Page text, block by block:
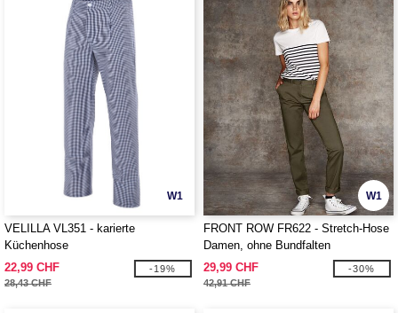
W1
VELILLA VL351 - karierte
Küchenhose
22,99 CHF
28,43 CHF
-19%
W1
FRONT ROW FR622 - Stretch-Hose
Damen, ohne Bundfalten
29,99 CHF
42,91 CHF
-30%